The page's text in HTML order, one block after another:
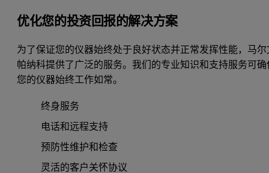
优化您的投资回报的解决方案
为了保证您的仪器始终处于良好状态并正常发挥性能，马尔
帕纳科提供了广泛的服务。我们的专业知识和支持服务可确
您的仪器始终工作如常。
终身服务
电话和远程支持
预防性维护和检查
灵活的客户关怀协议